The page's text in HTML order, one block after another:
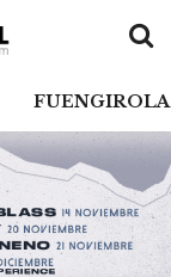
FUENGIROLA